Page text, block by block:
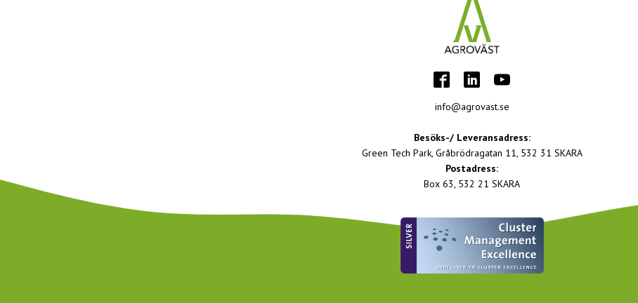
info@agrovast.se
Besöks-/ Leveransadress:
Green Tech Park, Gråbrödragatan 11, 532 31 SKARA
Postadress:
Box 63, 532 21 SKARA